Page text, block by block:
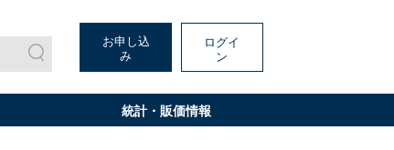
お申し込
み
ログイ
ン
統計・販価情報